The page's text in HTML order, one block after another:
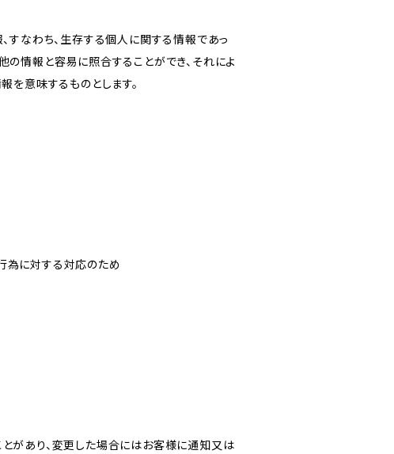
すなわち、生存する個人に関する情報であっ
情報と容易に照合することができ、それによ
を意味するものとします。
行為に対する対応のため
があり、変更した場合にはお客様に通知又は